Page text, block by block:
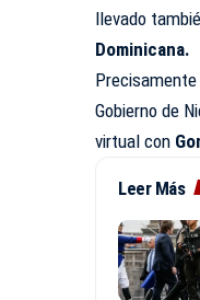
llevado
Dominicana.
Precisamente
Gobierno de
virtual con
Leer Más